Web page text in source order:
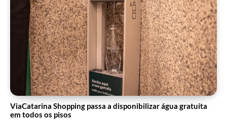
ViaCatarina Shopping passa a disponibilizar água gratuita
em todos os pisos